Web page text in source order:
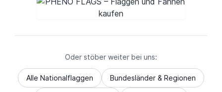
Oder stöber weiter bei uns:
Alle Nationalflaggen Bundesländer & Regionen